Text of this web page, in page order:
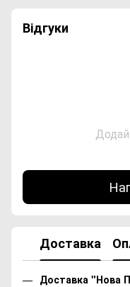
Відгуки
Доставка
Доставка "Нова